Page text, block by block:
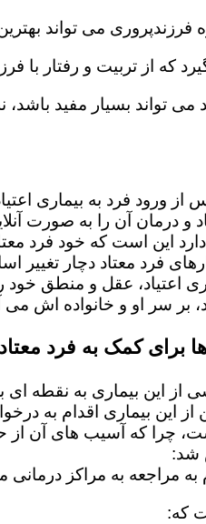
می تواند
که از تربیت و رفتار با
تواند بسیار مفید
از ورود فرد به بیماری
و درمان آن را به صورت
دارد این است که خود فرد
فرد معتاد دچار تغییر
اعتیاد، عقل و منطق
بر سر او و خانواده اش می
برای کمک به فرد
از این بیماری به نقطه
از این بیماری اقدام به
چرا که آسیب های آن
شد:
مراجعه به مراکز درمانی
که: